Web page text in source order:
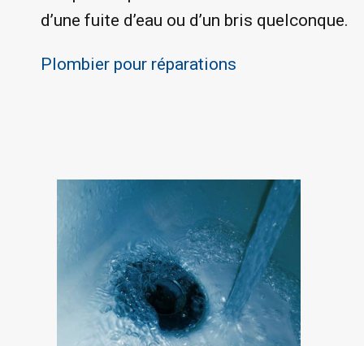
d’une fuite d’eau ou d’un bris quelconque.
Plombier pour réparations